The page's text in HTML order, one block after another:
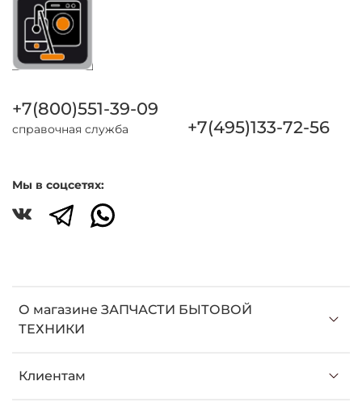
О магазине ЗАПЧАСТИ БЫТОВОЙ
ТЕХНИКИ
Клиентам
+7(800)551-39-09
справочная служба +7(495)133-72-56
Мы в соцсетях: